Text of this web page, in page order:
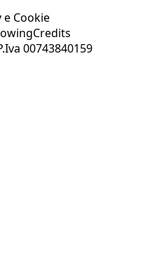
e Cookie
Credits
00743840159